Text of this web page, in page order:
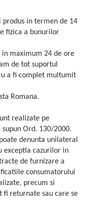
in termen de 14
fizica a bunurilor
maximum 24 de ore
de tot suportul
a fi complet multumit
Romana.
realizate pe
Ord. 130/2000.
denunta unilateral
exceptia cazurilor in
de furnizare a
consumatorului
precum si
fi returnate sau care se